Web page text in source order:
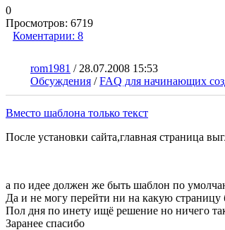
0
Просмотров: 6719
Коментарии: 8
rom1981 / 28.07.2008 15:53
Обсуждения /FAQ для начинающих
Вместо шаблона только текст
После установки сайта,главная страница
а по идее должен же быть шаблон по
Да и не могу перейти ни на какую
Пол дня по инету ищё решение но ничего
Заранее спасибо